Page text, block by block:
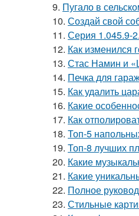
9. Пугало в
10. Создай свой
11. Серия 1.045.9-
12. Как изменился
13. Стас Намин и
14. Печка для
15. Как удалить
16. Какие
17. Как
18. Топ-5
19. Топ-8 лучших
20. Какие
21. Какие
22. Полное
23. Стильные